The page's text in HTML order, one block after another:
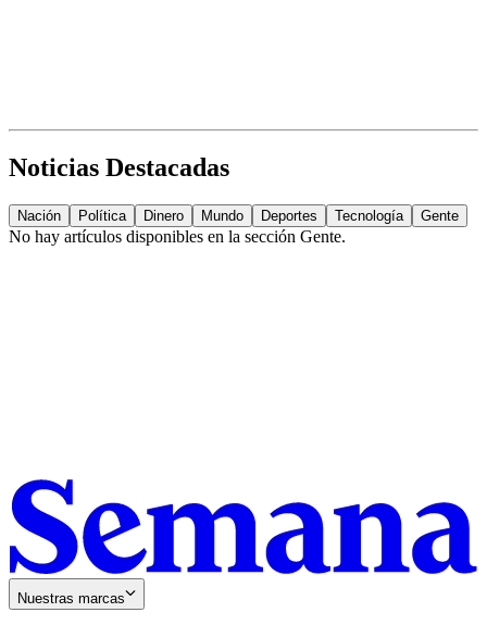
Noticias Destacadas
Nación Política Dinero Mundo Deportes Tecnología Gente
No hay artículos disponibles en la sección Gente.
Nuestras marcas